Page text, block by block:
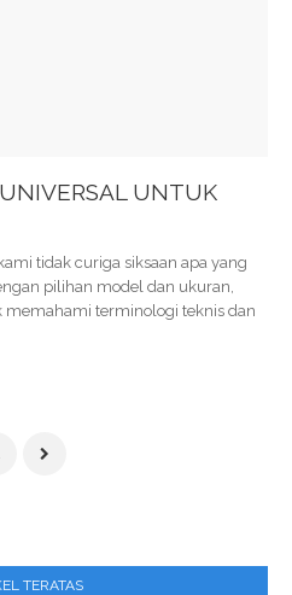
UNTUK
tidak curiga siksaan apa yang
pilihan model dan ukuran,
terminologi teknis dan
TERATAS